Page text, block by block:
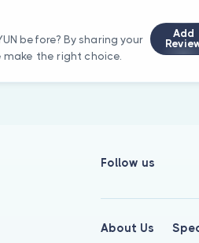
before? By sharing your
the right choice.
Add
Follow us
About Us